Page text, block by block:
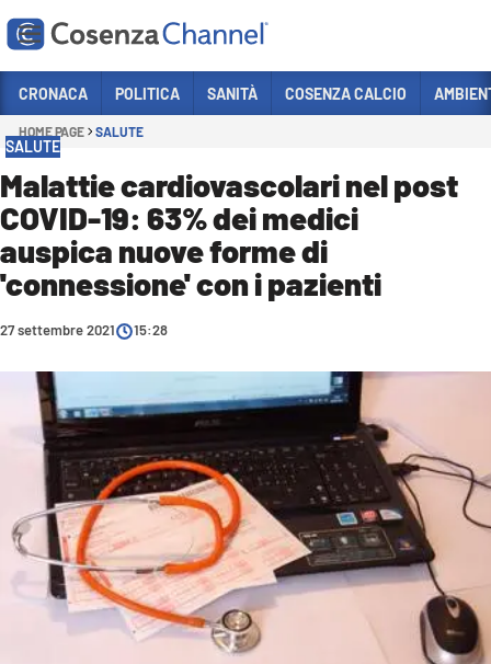
Sezioni
CRONACA
POLITICA
COSENZA CALCIO
ECONOMIA E LAVORO
ITALIA MONDO
SANITÀ
SPORT
CULTURA
AMBIENTE
Streaming
LAC TV
LAC NETWORK
CRONACA POLITICA SANITÀ COSENZA CALCIO
HOME PAGE SALUTE
SALUTE
Malattie cardiovascolari nel post
COVID-19: 63% dei medici
auspica nuove forme di
'connessione' con i pazienti
27 settembre 2021 15:28